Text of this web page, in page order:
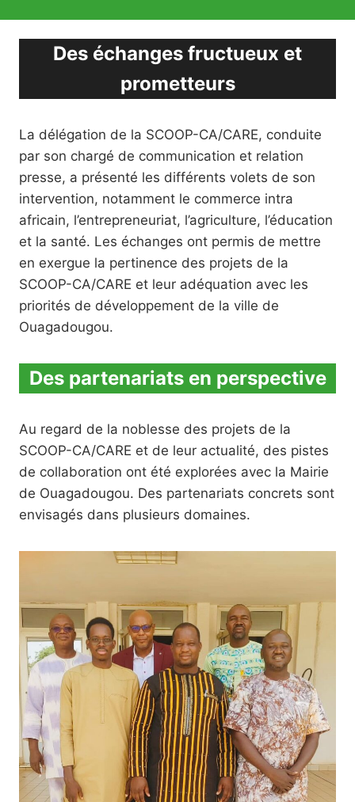
Des échanges fructueux et
prometteurs
La délégation de la SCOOP-CA/CARE, conduite
par son chargé de communication et relation
presse, a présenté les différents volets de son
intervention, notamment le commerce intra
africain, l’entrepreneuriat, l’agriculture, l’éducation
et la santé. Les échanges ont permis de mettre
en exergue la pertinence des projets de la
SCOOP-CA/CARE et leur adéquation avec les
priorités de développement de la ville de
Ouagadougou.
Des partenariats en perspective
Au regard de la noblesse des projets de la
SCOOP-CA/CARE et de leur actualité, des pistes
de collaboration ont été explorées avec la Mairie
de Ouagadougou. Des partenariats concrets sont
envisagés dans plusieurs domaines.